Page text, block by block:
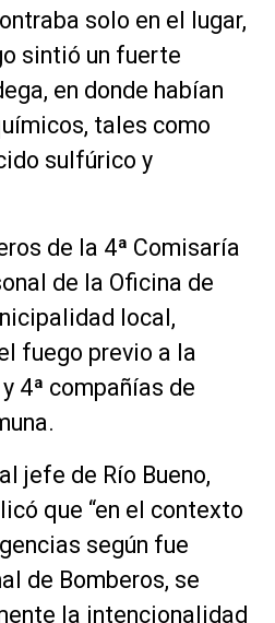
solo en el lugar,
sintió un fuerte
en donde habían
tales como
sulfúrico y
de la 4ª Comisaría
de la Oficina de
local,
fuego previo a la
4ª compañías de
jefe de Río Bueno,
que “en el contexto
según fue
de Bomberos, se
la intencionalidad